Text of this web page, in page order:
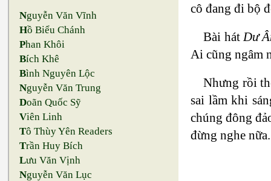
Nguyễn Văn Vĩnh
Hồ Biểu Chánh
Phan Khôi
Bích Khê
Bình Nguyên Lộc
Nguyễn Văn Trung
Doãn Quốc Sỹ
Viên Linh
Tô Thùy Yên Readers
Trần Huy Bích
Lưu Văn Vịnh
Nguyễn Văn Lục
cô đang đi bộ
Bài hát Dư
Ai cũng ngâm
Nhưng rồi
sai lầm khi
chúng đông
đừng nghe nữa.